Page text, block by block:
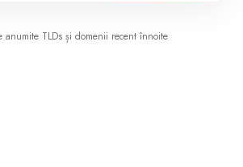
anumite TLDs și domenii recent înnoite